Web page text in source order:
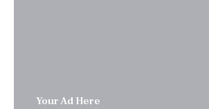
Your Ad Here